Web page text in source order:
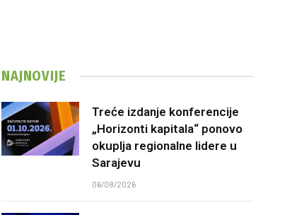
NAJNOVIJE
Treće izdanje konferencije
„Horizonti kapitala“ ponovo
okuplja regionalne lidere u
Sarajevu
06/08/2026